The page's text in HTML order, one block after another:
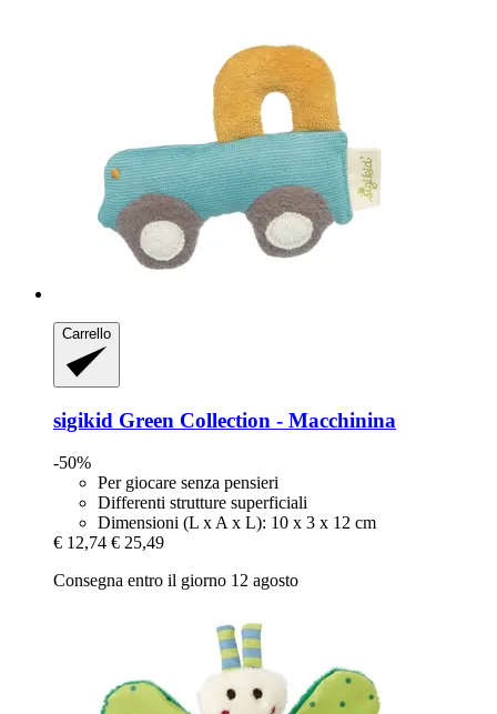
Carrello
sigikid Green Collection -​ Macchinina
-50%
Per giocare senza pensieri
Differenti strutture superficiali
Dimensioni (L x A x L): 10 x 3 x 12 cm
€ 12,74 € 25,49
Consegna entro il giorno 12 agosto